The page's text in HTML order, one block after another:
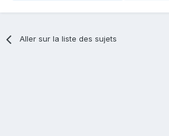
Aller sur la liste des sujets